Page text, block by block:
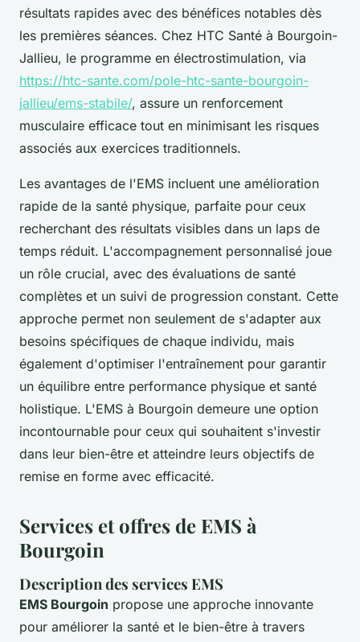
résultats rapides avec des bénéfices notables dès
les premières séances. Chez HTC Santé à Bourgoin-
Jallieu, le programme en électrostimulation, via
https://htc-sante.com/pole-htc-sante-bourgoin-
jallieu/ems-stabile/, assure un renforcement
musculaire efficace tout en minimisant les risques
associés aux exercices traditionnels.
Les avantages de l'EMS incluent une amélioration
rapide de la santé physique, parfaite pour ceux
recherchant des résultats visibles dans un laps de
temps réduit. L'accompagnement personnalisé joue
un rôle crucial, avec des évaluations de santé
complètes et un suivi de progression constant. Cette
approche permet non seulement de s'adapter aux
besoins spécifiques de chaque individu, mais
également d'optimiser l'entraînement pour garantir
un équilibre entre performance physique et santé
holistique. L'EMS à Bourgoin demeure une option
incontournable pour ceux qui souhaitent s'investir
dans leur bien-être et atteindre leurs objectifs de
remise en forme avec efficacité.
Services et offres de EMS à
Bourgoin
Description des services EMS
EMS Bourgoin propose une approche innovante
pour améliorer la santé et le bien-être à travers